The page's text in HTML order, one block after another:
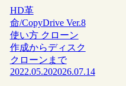
HD革
命/CopyDrive Ver.8
使い方 クローン
作成からディスク
クローンまで
2022.05.202026.07.14